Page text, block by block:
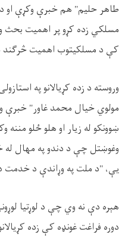
طاهر حلیم" هم خبرې وکړې او
مسلکي زده کړو پر اهمیت بحث
کې د مسلکیتوب اهمیت
وروسته د زده کړیالانو په
مولوي خیال محمد غاور" خبرې
ښوونکو له زیار او هلو ځلو مننه
وغوښتل چې د دندو په مهال له
یې، "د ملت په وړاندې د خدمت
هېره دې نه وي چې د لوړتیا
دوره فراغت غونډه کې زده